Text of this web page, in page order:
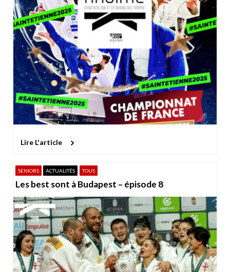
Lire L'article
SENIORS ACTUALITÉS TOUS
Les best sont à Budapest – épisode 8